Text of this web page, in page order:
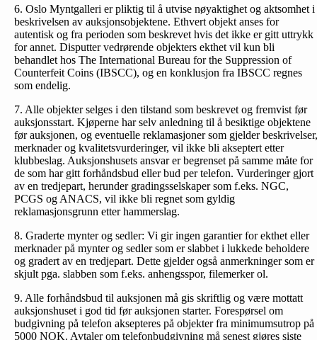
6. Oslo Myntgalleri er pliktig til å utvise nøyaktighet og aktsomhet i
beskrivelsen av auksjonsobjektene. Ethvert objekt anses for
autentisk og fra perioden som beskrevet hvis det ikke er gitt uttrykk
for annet. Disputter vedrørende objekters ekthet vil kun bli
behandlet hos The International Bureau for the Suppression of
Counterfeit Coins (IBSCC), og en konklusjon fra IBSCC regnes
som endelig.
7. Alle objekter selges i den tilstand som beskrevet og fremvist før
auksjonsstart. Kjøperne har selv anledning til å besiktige objektene
før auksjonen, og eventuelle reklamasjoner som gjelder beskrivelser,
merknader og kvalitetsvurderinger, vil ikke bli akseptert etter
klubbeslag. Auksjonshusets ansvar er begrenset på samme måte for
de som har gitt forhåndsbud eller bud per telefon. Vurderinger gjort
av en tredjepart, herunder gradingsselskaper som f.eks. NGC,
PCGS og ANACS, vil ikke bli regnet som gyldig
reklamasjonsgrunn etter hammerslag.
8. Graderte mynter og sedler: Vi gir ingen garantier for ekthet eller
merknader på mynter og sedler som er slabbet i lukkede beholdere
og gradert av en tredjepart. Dette gjelder også anmerkninger som er
skjult pga. slabben som f.eks. anhengsspor, filemerker ol.
9. Alle forhåndsbud til auksjonen må gis skriftlig og være mottatt
auksjonshuset i god tid før auksjonen starter. Forespørsel om
budgivning på telefon aksepteres på objekter fra minimumsutrop på
5000 NOK. Avtaler om telefonbud­givning må senest gjøres siste